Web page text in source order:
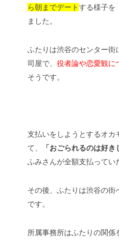
ら朝までデートする様子を
ました。
ふたりは渋谷のセンター街
司屋で、 役者論や恋愛観に
そうです。
支払いをしようとするオカ
て、
「おごられるのは好き
ふみさんが全額支払ってい
その後、ふたりは渋谷の街
です。
所属事務所はふたりの関係